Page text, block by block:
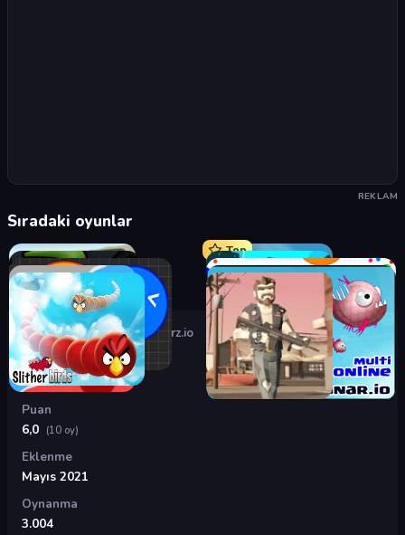
REKLAM
Sıradaki oyunlar
Top
Oyunlar›.io Oyunları›Slayerz.io
Slayerz.io
Puan
6,0 (10 oy)
Eklenme
Mayıs 2021
Oynanma
3.004